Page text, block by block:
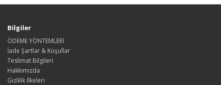
Bilgiler
ÖDEME YÖNTEMLERİ
İade Şartlar & Koşullar
Teslimat Bilgileri
Hakkımızda
Gizlilik İlkeleri